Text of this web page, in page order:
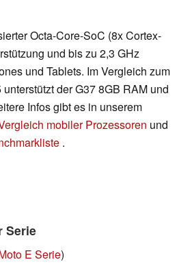
Octa-Core-SoC (8x Cortex-
und bis zu 2,3 GHz
und Tablets. Im Vergleich zum
der G37 8GB RAM und
Infos gibt es in unserem
mobiler Prozessoren und
.
Serie
E Serie)